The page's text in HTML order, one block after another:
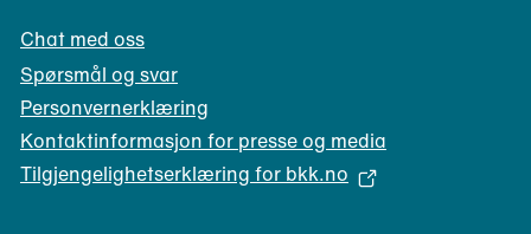
l
i
e
n
t
)
Chat med oss
Spørsmål og svar
Personvernerklæring
Kontaktinformasjon for presse og media
Tilgjengelighetserklæring for bkk.no